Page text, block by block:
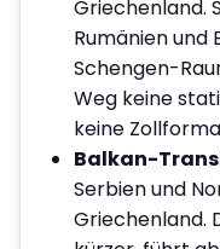
Griechenland.
Rumänien und
Schengen-
Weg keine
keine
Balkan-
Serbien und
Griechenland.